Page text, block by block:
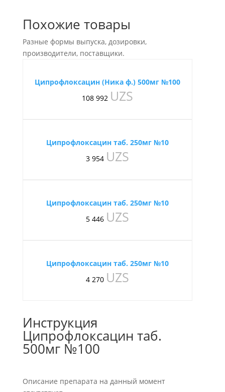
Похожие товары
Разные формы выпуска, дозировки,
производители, поставщики.
Ципрофлоксацин (Ника ф.) 500мг №100
108 992 UZS
Ципрофлоксацин таб. 250мг №10
3 954 UZS
Ципрофлоксацин таб. 250мг №10
5 446 UZS
Ципрофлоксацин таб. 250мг №10
4 270 UZS
Инструкция
Ципрофлоксацин таб.
500мг №100
Описание препарата на данный момент